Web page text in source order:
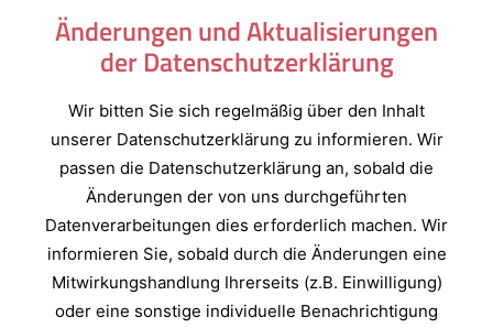
Änderungen und Aktualisierungen
der Datenschutzerklärung
Wir bitten Sie sich regelmäßig über den Inhalt
unserer Datenschutzerklärung zu informieren. Wir
passen die Datenschutzerklärung an, sobald die
Änderungen der von uns durchgeführten
Datenverarbeitungen dies erforderlich machen. Wir
informieren Sie, sobald durch die Änderungen eine
Mitwirkungshandlung Ihrerseits (z.B. Einwilligung)
oder eine sonstige individuelle Benachrichtigung